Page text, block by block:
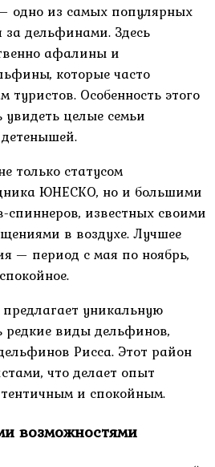
одно из самых популярных
дельфинами. Здесь
афалины и
которые часто
Особенность этого
целые семьи
только статусом
ЮНЕСКО, но и большими
известных своими
в воздухе. Лучшее
— период с мая по ноябрь,
предлагает уникальную
редкие виды дельфинов,
Рисса. Этот район
что делает опыт
и спокойным.
возможностями